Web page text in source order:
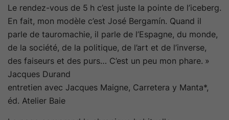
Le rendez-vous de 5 h c’est juste la pointe de l’iceberg.
En fait, mon modèle c’est José Bergamín. Quand il
parle de tauromachie, il parle de l’Espagne, du monde,
de la société, de la politique, de l’art et de l’inverse,
des faiseurs et des purs… C’est un peu mon phare. »
Jacques Durand
entretien avec Jacques Maigne, Carretera y Manta*,
éd. Atelier Baie